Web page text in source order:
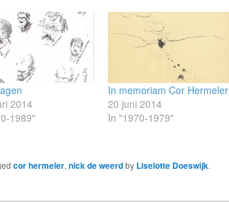
2014
1989"
In memoriam Cor Hermeler
20 juni 2014
In "1970-1979"
cor hermeler, nick de weerdby Liselotte Doeswijk.